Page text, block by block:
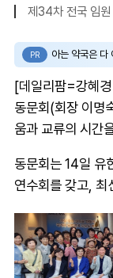
제34차 전국 임원
PR 아는 약국은 다
[데일리팜=강혜
동문회(회장 이명
움과 교류의 시간
동문회는 14일 유
연수회를 갖고, 최